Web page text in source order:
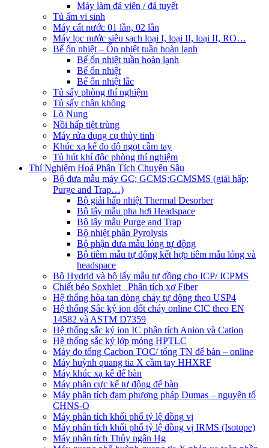
Máy làm đá viên / đá tuyết
Tủ ấm vi sinh
Máy cất nước 01 lần, 02 lần
Máy lọc nước siêu sạch loại I, loại II, loại II, RO…
Bể ổn nhiệt – Ổn nhiệt tuần hoàn lạnh
Bể ổn nhiệt tuần hoàn lạnh
Bể ổn nhiệt
Bể ổn nhiệt lắc
Tủ sấy phòng thí nghiệm
Tủ sấy chân không
Lò Nung
Nồi hấp tiệt trùng
Máy rửa dụng cụ thủy tinh
Khúc xạ kế đo độ ngọt cầm tay
Tủ hút khí độc phòng thí nghiệm
Thí Nghiệm Hoá Phân Tích Chuyên Sâu
Bộ đưa mẫu máy GC; GCMS;GCMSMS (giải hấp;
Purge and Trap…)
Bộ giải hấp nhiệt Thermal Desorber
Bộ lấy mẫu pha hơi Headspace
Bộ lấy mẫu Purge and Trap
Bộ nhiệt phân Pyrolysis
Bộ phận đưa mẫu lỏng tự động
Bộ tiêm mẫu tự động kết hợp tiêm mẫu lỏng và
headspace
Bộ Hydrid và bộ lấy mẫu tự đồng cho ICP/ ICPMS
Chiết béo Soxhlet_ Phân tích xơ Fiber
Hệ thống hòa tan dòng chảy tự động theo USP4
Hệ thống Sắc ký ion đốt cháy online CIC theo EN
14582 và ASTM D7359
Hệ thống sắc ký ion IC phân tích Anion và Cation
Hệ thống sắc ký lớp mỏng HPTLC
Máy đo tổng Cacbon TOC/ tổng TN để bàn – online
Máy huỳnh quang tia X cầm tay HHXRF
Máy khúc xạ kế để bàn
Máy phân cực kế tự động để bàn
Máy phân tích đạm phương pháp Dumas – nguyên tố
CHNS-O
Máy phân tích khối phổ tỷ lệ đồng vị
Máy phân tích khối phổ tỷ lệ đồng vị IRMS (Isotope)
Máy phân tích Thủy ngân Hg